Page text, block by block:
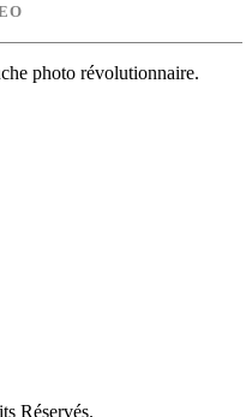
photo révolutionnaire.
Réservés.